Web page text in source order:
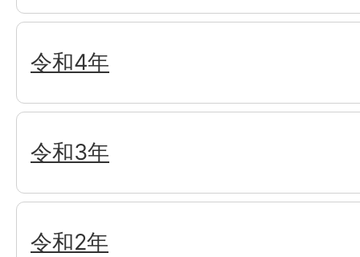
令和4年
令和3年
令和2年